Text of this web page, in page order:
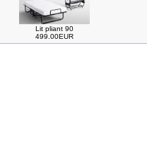
Lit pliant 90
499.00EUR